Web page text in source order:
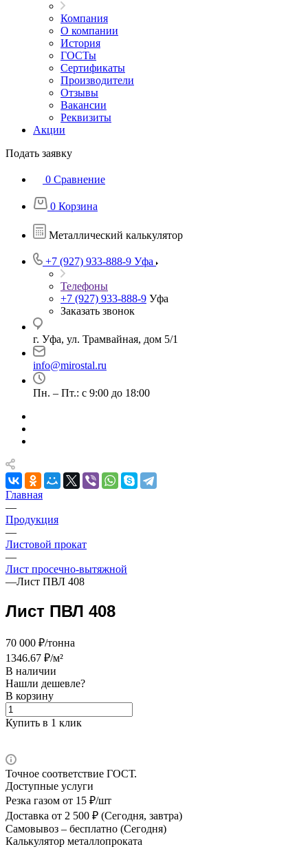
Компания
О компании
История
ГОСТы
Сертификаты
Производители
Отзывы
Вакансии
Реквизиты
Акции
Подать заявку
0 Сравнение
0 Корзина
Металлический калькулятор
+7 (927) 933-888-9 Уфа
Телефоны
+7 (927) 933-888-9 Уфа
Заказать звонок
г. Уфа, ул. Трамвайная, дом 5/1
info@mirostal.ru
Пн. – Пт.: с 9:00 до 18:00
Главная
—
Продукция
—
Листовой прокат
—
Лист просечно-вытяжной
—Лист ПВЛ 408
Лист ПВЛ 408
70 000 ₽/тонна
1346.67 ₽/м²
В наличии
Нашли дешевле?
В корзину
Купить в 1 клик
Точное соответствие ГОСТ.
Доступные услуги
Резка газом от 15 ₽/шт
Доставка от 2 500 ₽ (Сегодня, завтра)
Самовывоз – бесплатно (Сегодня)
Калькулятор металлопроката